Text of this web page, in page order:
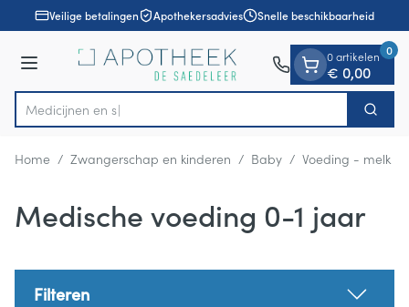
Ga naar de inhoud
1 van 1Veilige betalingen Apothekersadvies Snelle beschikbaarheid
Menu
Product, merk, categorie... Zoek
0 artikelen
€ 0,00
0
Home / Zwangerschap en kinderen / Baby / Voeding - melk
Medische voeding 0-1 jaar
Filteren